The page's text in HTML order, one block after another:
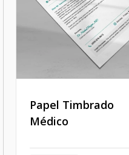
Papel Timbrado
Médico